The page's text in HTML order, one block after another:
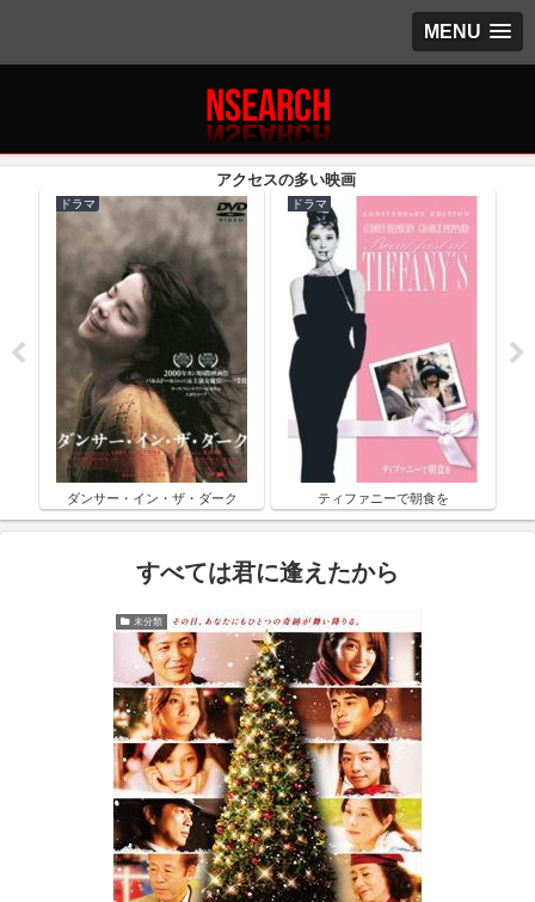
MENU
ドラマ
ダンサー・イン・ザ・ダーク
ドラマ
ティファニーで朝食を
すべては君に逢えたから
未分類